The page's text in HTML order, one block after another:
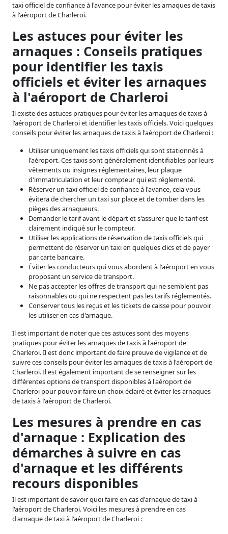
taxi officiel de confiance à l'avance pour éviter les arnaques de taxis
à l'aéroport de Charleroi.
Les astuces pour éviter les
arnaques : Conseils pratiques
pour identifier les taxis
officiels et éviter les arnaques
à l'aéroport de Charleroi
Il existe des astuces pratiques pour éviter les arnaques de taxis à
l'aéroport de Charleroi et identifier les taxis officiels. Voici quelques
conseils pour éviter les arnaques de taxis à l'aéroport de Charleroi :
Utiliser uniquement les taxis officiels qui sont stationnés à
l'aéroport. Ces taxis sont généralement identifiables par leurs
vêtements ou insignes réglementaires, leur plaque
d'immatriculation et leur compteur qui est réglementé.
Réserver un taxi officiel de confiance à l'avance, cela vous
évitera de chercher un taxi sur place et de tomber dans les
pièges des arnaqueurs.
Demander le tarif avant le départ et s'assurer que le tarif est
clairement indiqué sur le compteur.
Utiliser les applications de réservation de taxis officiels qui
permettent de réserver un taxi en quelques clics et de payer
par carte bancaire.
Éviter les conducteurs qui vous abordent à l'aéroport en vous
proposant un service de transport.
Ne pas accepter les offres de transport qui ne semblent pas
raisonnables ou qui ne respectent pas les tarifs réglementés.
Conserver tous les reçus et les tickets de caisse pour pouvoir
les utiliser en cas d'arnaque.
Il est important de noter que ces astuces sont des moyens
pratiques pour éviter les arnaques de taxis à l'aéroport de
Charleroi. Il est donc important de faire preuve de vigilance et de
suivre ces conseils pour éviter les arnaques de taxis à l'aéroport de
Charleroi. Il est également important de se renseigner sur les
différentes options de transport disponibles à l'aéroport de
Charleroi pour pouvoir faire un choix éclairé et éviter les arnaques
de taxis à l'aéroport de Charleroi.
Les mesures à prendre en cas
d'arnaque : Explication des
démarches à suivre en cas
d'arnaque et les différents
recours disponibles
Il est important de savoir quoi faire en cas d'arnaque de taxi à
l'aéroport de Charleroi. Voici les mesures à prendre en cas
d'arnaque de taxi à l'aéroport de Charleroi :